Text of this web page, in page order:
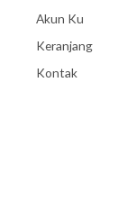
Akun Ku
Keranjang
Kontak